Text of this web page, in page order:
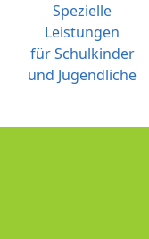
Spezielle
Leistungen
für Schulkinder
und Jugendliche